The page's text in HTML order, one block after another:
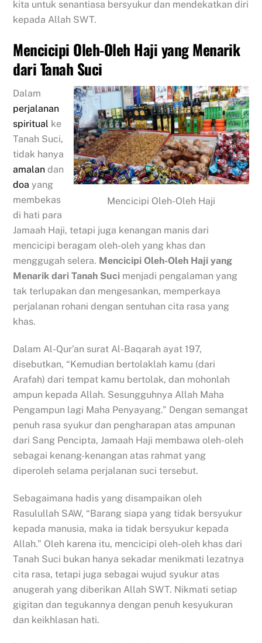
kita untuk senantiasa bersyukur dan mendekatkan diri
kepada Allah SWT.
Mencicipi Oleh-Oleh Haji yang Menarik
dari Tanah Suci
Mencicipi Oleh-Oleh Haji
Dalam
perjalanan
spiritual ke
Tanah Suci,
tidak hanya
amalan dan
doa yang
membekas
di hati para
Jamaah Haji, tetapi juga kenangan manis dari
mencicipi beragam oleh-oleh yang khas dan
menggugah selera. Mencicipi Oleh-Oleh Haji yang
Menarik dari Tanah Suci menjadi pengalaman yang
tak terlupakan dan mengesankan, memperkaya
perjalanan rohani dengan sentuhan cita rasa yang
khas.
Dalam Al-Qur’an surat Al-Baqarah ayat 197,
disebutkan, “Kemudian bertolaklah kamu (dari
Arafah) dari tempat kamu bertolak, dan mohonlah
ampun kepada Allah. Sesungguhnya Allah Maha
Pengampun lagi Maha Penyayang.” Dengan semangat
penuh rasa syukur dan pengharapan atas ampunan
dari Sang Pencipta, Jamaah Haji membawa oleh-oleh
sebagai kenang-kenangan atas rahmat yang
diperoleh selama perjalanan suci tersebut.
Sebagaimana hadis yang disampaikan oleh
Rasulullah SAW, “Barang siapa yang tidak bersyukur
kepada manusia, maka ia tidak bersyukur kepada
Allah.” Oleh karena itu, mencicipi oleh-oleh khas dari
Tanah Suci bukan hanya sekadar menikmati lezatnya
cita rasa, tetapi juga sebagai wujud syukur atas
anugerah yang diberikan Allah SWT. Nikmati setiap
gigitan dan tegukannya dengan penuh kesyukuran
dan keikhlasan hati.